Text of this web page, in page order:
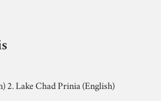
2. Lake Chad Prinia (English)